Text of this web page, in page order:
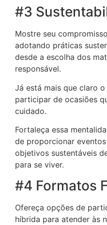
#3
Mostre seu
adotando práticas
desde a escolha dos
responsável.
Já está mais que claro
participar de ocasiões
cuidado.
Fortaleça essa
de proporcionar
objetivos sustentáveis
para se viver.
#4 Formatos
Ofereça opções de
híbrida para atender às